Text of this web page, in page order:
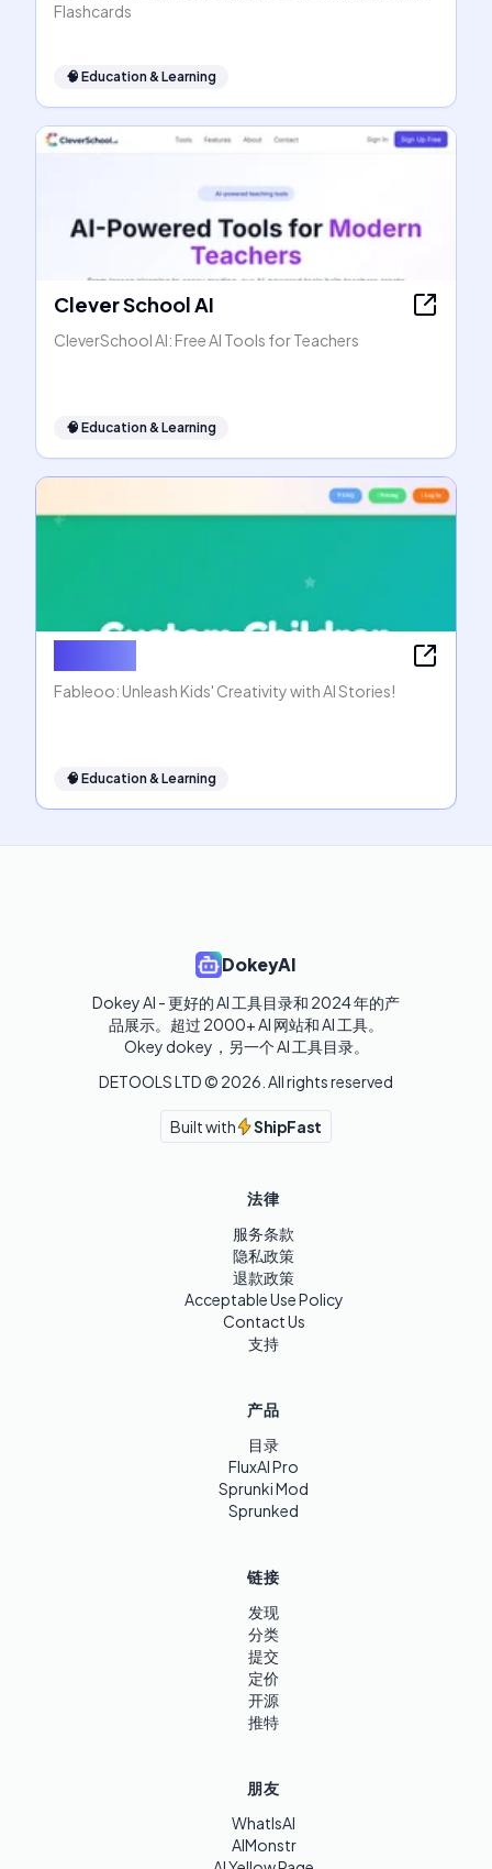
Flashcards
🧠 Education & Learning
Clever School AI
CleverSchool AI: Free AI Tools for Teachers
🧠 Education & Learning
Fableoo: Unleash Kids' Creativity with AI Stories!
🧠 Education & Learning
DokeyAI
Dokey AI - 更好的 AI 工具目录和 2024 年的产
品展示。超过 2000+ AI 网站和 AI 工具。
Okey dokey，另一个 AI 工具目录。
DETOOLS LTD © 2026 . All rights reserved
Built with ShipFast
法律
服务条款
隐私政策
退款政策
Acceptable Use Policy
Contact Us
支持
产品
目录
FluxAI Pro
Sprunki Mod
Sprunked
链接
发现
分类
提交
定价
开源
推特
朋友
WhatIsAI
AIMonstr